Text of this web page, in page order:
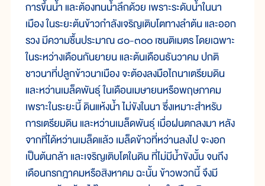
การขึ้นน้ำ และต้องทนน้ำลึกด้วย เพราะระดับน้ำในนา
เมือง ในระยะต้นข้าวกำลังเจริญเติบโตทางลำต้น และออก
รวง มีความชื้นประมาณ ๘๐-๓๐๐ เซนติเมตร โดยเฉพาะ
ในระหว่างเดือนกันยายน และต้นเดือนธันวาคม ปกติ
ชาวนาที่ปลูกข้าวนาเมือง จะต้องลงมือไถนาเตรียมดิน
และหว่านเมล็ดพันธุ์ ในเดือนเมษายนหรือพฤษภาคม
เพราะในระยะนี้ ดินแห้งน้ำ ไม่ขังในนา ซึ่งเหมาะสำหรับ
การเตรียมดิน และหว่านเมล็ดพันธุ์ เมื่อฝนตกลงมา หลัง
จากที่ได้หว่านเมล็ดแล้ว เมล็ดข้าวที่หว่านลงไป จะงอก
เป็นต้นกล้า และเจริญเติบโตในดิน ที่ไม่มีน้ำขังนั้น จนถึง
เดือนกรกฎาคมหรือสิงหาคม ฉะนั้น ข้าวพวกนี้ จึงมี